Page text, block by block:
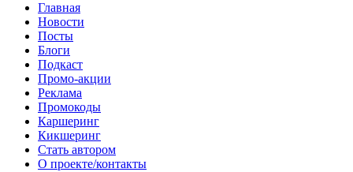
Главная
Новости
Посты
Блоги
Подкаст
Промо-акции
Реклама
Промокоды
Каршеринг
Кикшеринг
Стать автором
О проекте/контакты